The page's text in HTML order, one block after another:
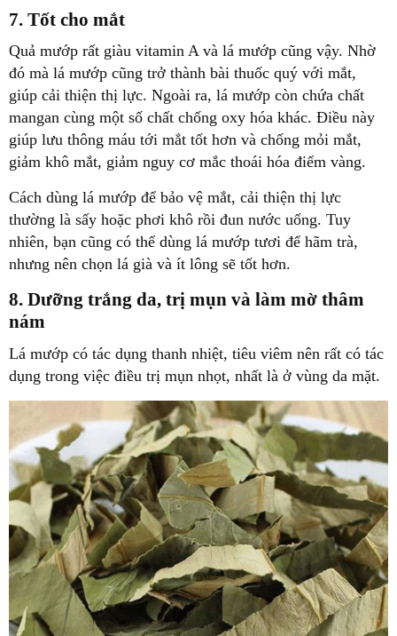
7. Tốt cho mắt
Quả mướp rất giàu vitamin A và lá mướp cũng vậy. Nhờ
đó mà lá mướp cũng trở thành bài thuốc quý với mắt,
giúp cải thiện thị lực. Ngoài ra, lá mướp còn chứa chất
mangan cùng một số chất chống oxy hóa khác. Điều này
giúp lưu thông máu tới mắt tốt hơn và chống mỏi mắt,
giảm khô mắt, giảm nguy cơ mắc thoái hóa điểm vàng.
Cách dùng lá mướp để bảo vệ mắt, cải thiện thị lực
thường là sấy hoặc phơi khô rồi đun nước uống. Tuy
nhiên, bạn cũng có thể dùng lá mướp tươi để hãm trà,
nhưng nên chọn lá già và ít lông sẽ tốt hơn.
8. Dưỡng trắng da, trị mụn và làm mờ thâm
nám
Lá mướp có tác dụng thanh nhiệt, tiêu viêm nên rất có tác
dụng trong việc điều trị mụn nhọt, nhất là ở vùng da mặt.